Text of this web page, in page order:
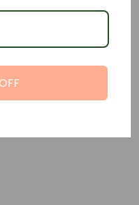
als u in detail wilt
vragen en hoe we ervoor
wordt voldaan.